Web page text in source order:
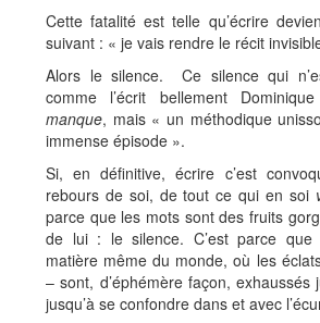
Cette fatalité est telle qu’écrire
suivant : « je vais rendre le récit
Alors le silence. Ce silence qui
comme l’écrit bellement
manque, mais « un méthodique
immense épisode ».
Si, en définitive, écrire c’est
rebours de soi, de tout ce qui en soi
parce que les mots sont des fruits
de lui : le silence. C’est parce
matière même du monde, où les
– sont, d’éphémère façon, exhaussés
jusqu’à se confondre dans et avec